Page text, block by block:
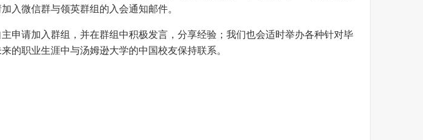
入微信群与领英群组的入会通知邮件。
申请加入群组，并在群组中积极发言，分享经验；我们也会适时举办各种针对毕
的职业生涯中与汤姆逊大学的中国校友保持联系。